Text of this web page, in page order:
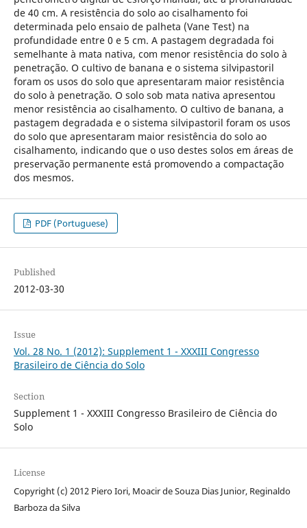
de 40 cm. A resistência do solo ao cisalhamento foi
determinada pelo ensaio de palheta (Vane Test) na
profundidade entre 0 e 5 cm. A pastagem degradada foi
semelhante à mata nativa, com menor resistência do solo à
penetração. O cultivo de banana e o sistema silvipastoril
foram os usos do solo que apresentaram maior resistência
do solo à penetração. O solo sob mata nativa apresentou
menor resistência ao cisalhamento. O cultivo de banana, a
pastagem degradada e o sistema silvipastoril foram os usos
do solo que apresentaram maior resistência do solo ao
cisalhamento, indicando que o uso destes solos em áreas de
preservação permanente está promovendo a compactação
dos mesmos.
PDF (Portuguese)
Published
2012-03-30
Issue
Vol. 28 No. 1 (2012): Supplement 1 - XXXIII Congresso
Brasileiro de Ciência do Solo
Section
Supplement 1 - XXXIII Congresso Brasileiro de Ciência do
Solo
License
Copyright (c) 2012 Piero Iori, Moacir de Souza Dias Junior, Reginaldo
Barboza da Silva